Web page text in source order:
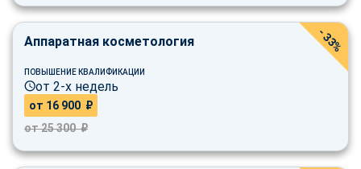
Аппаратная косметология
ПОВЫШЕНИЕ КВАЛИФИКАЦИИ
от 2-х недель
от 16 900 ₽
от 25 300 ₽
- 33%